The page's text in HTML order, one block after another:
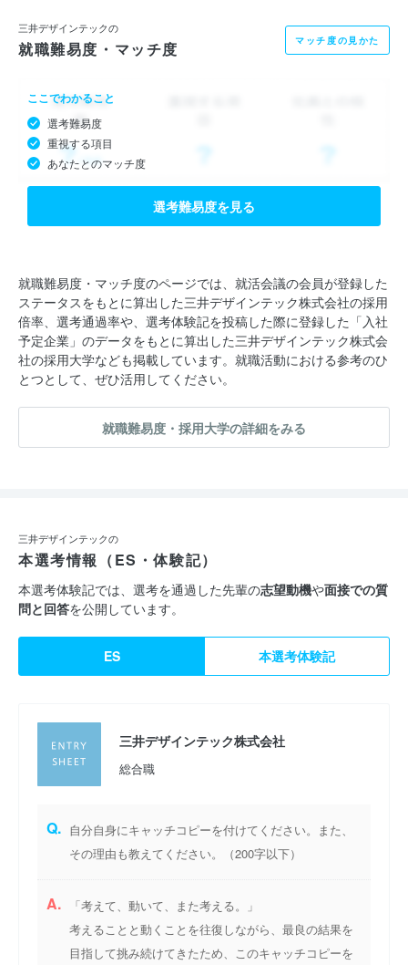
三井デザインテックの
就職難易度・マッチ度 マッチ度の見かた
ここでわかること
選考難易度
重視する項目
あなたとのマッチ度
選考難易度を見る
就職難易度・マッチ度のページでは、就活会議の会員が登録した
ステータスをもとに算出した三井デザインテック株式会社の採用
倍率、選考通過率や、選考体験記を投稿した際に登録した「入社
予定企業」のデータをもとに算出した三井デザインテック株式会
社の採用大学なども掲載しています。就職活動における参考のひ
とつとして、ぜひ活用してください。
就職難易度・採用大学の詳細をみる
三井デザインテックの
本選考情報（ES・体験記）
本選考体験記では、選考を通過した先輩の志望動機や面接での質
問と回答を公開しています。
ES 本選考体験記
三井デザインテック株式会社
総合職
Q. 自分自身にキャッチコピーを付けてください。また、
その理由も教えてください。（200字以下）
A.
「考えて、動いて、また考える。」
考えることと動くことを往復しながら、最良の結果を
目指して挑み続けてきたため、このキャッチコピーを